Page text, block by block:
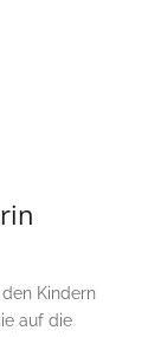
Kindern
auf die